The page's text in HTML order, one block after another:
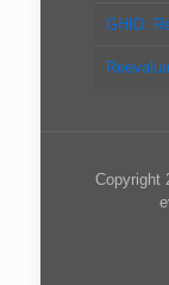
GHID:
Copyright